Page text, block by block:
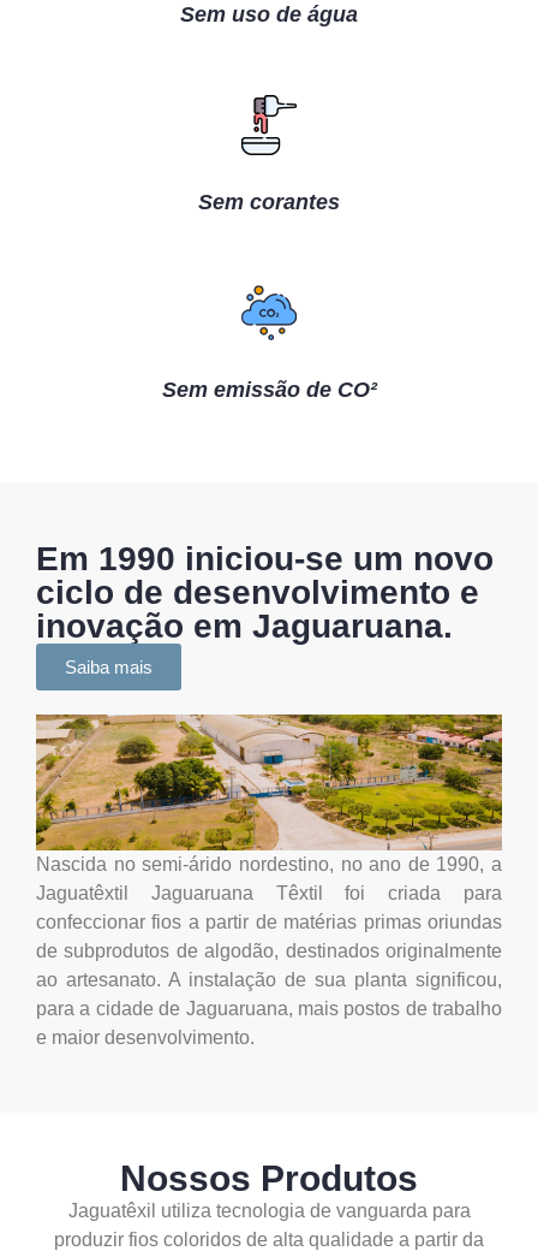
Sem uso de água
Sem corantes
Sem emissão de CO²
Em 1990 iniciou-se um novo
ciclo de desenvolvimento e
inovação em Jaguaruana.
Saiba mais
Nascida no semi-árido nordestino, no ano de 1990, a
Jaguatêxtil Jaguaruana Têxtil foi criada para
confeccionar fios a partir de matérias primas oriundas
de subprodutos de algodão, destinados originalmente
ao artesanato. A instalação de sua planta significou,
para a cidade de Jaguaruana, mais postos de trabalho
e maior desenvolvimento.
Nossos Produtos
Jaguatêxil utiliza tecnologia de vanguarda para
produzir fios coloridos de alta qualidade a partir da